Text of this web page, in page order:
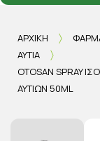
ΑΡΧΙΚΉ
ΑΥΤΙΆ
OTOSAN SPRAY
ΑΥΤΙΏΝ 50ML